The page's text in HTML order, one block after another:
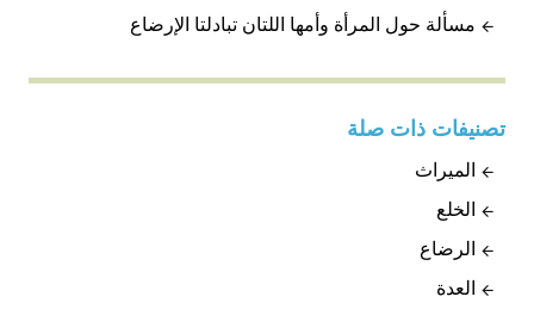
مسألة حول المرأة وأمها اللتان تبادلتا الإرضاع
تصنيفات ذات صلة
الميراث
الخلع
الرضاع
العدة